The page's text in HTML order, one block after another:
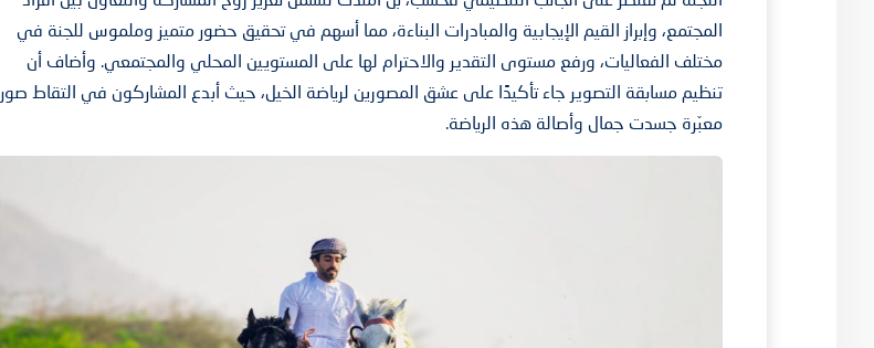
المجتمع، وإبراز القيم الإيجابية والمبادرات البناءة، مما أسهم في تحقيق حضور متميز وملموس للجنة في
مختلف الفعاليات، ورفع مستوى التقدير والاحترام لها على المستويين المحلي والمجتمعي. وأضاف أن
تنظيم مسابقة التصوير جاء تأكيدًا على عشق المصورين لرياضة الخيل، حيث أبدع المشاركون في التقاط صور
معبّرة جسدت جمال وأصالة هذه الرياضة.